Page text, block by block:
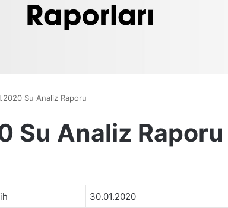
Su Analiz Raporu
Su Analiz Raporu
30.01.2020